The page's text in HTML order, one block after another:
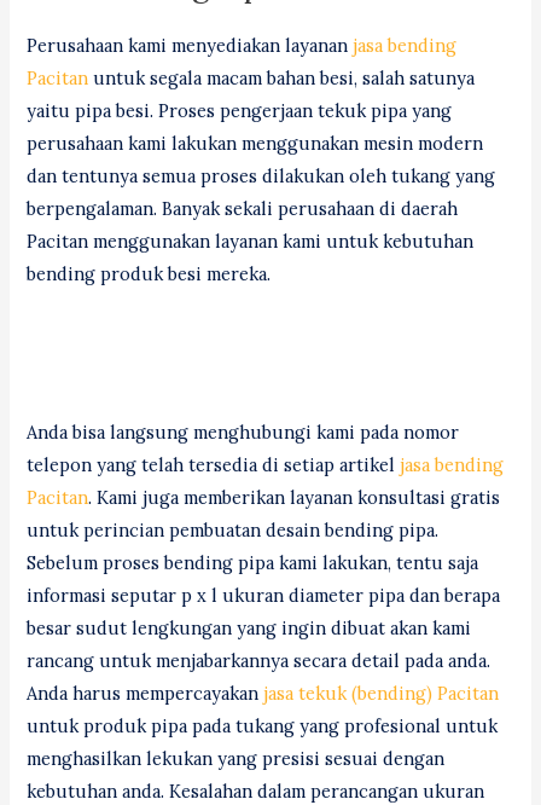
Perusahaan kami menyediakan layananjasa bending
Pacitan untuk segala macam bahan besi, salah satunya
yaitu pipa besi. Proses pengerjaan tekuk pipa yang
perusahaan kami lakukan menggunakan mesin modern
dan tentunya semua proses dilakukan oleh tukang yang
berpengalaman. Banyak sekali perusahaan di daerah
Pacitan menggunakan layanan kami untuk kebutuhan
bending produk besi mereka.
Anda bisa langsung menghubungi kami pada nomor
telepon yang telah tersedia di setiap artikeljasa bending
Pacitan. Kami juga memberikan layanan konsultasi gratis
untuk perincian pembuatan desain bending pipa.
Sebelum proses bending pipa kami lakukan, tentu saja
informasi seputar p x l ukuran diameter pipa dan berapa
besar sudut lengkungan yang ingin dibuat akan kami
rancang untuk menjabarkannya secara detail pada anda.
Anda harus mempercayakanjasa tekuk (bending) Pacitan
untuk produk pipa pada tukang yang profesional untuk
menghasilkan lekukan yang presisi sesuai dengan
kebutuhan anda. Kesalahan dalam perancangan ukuran